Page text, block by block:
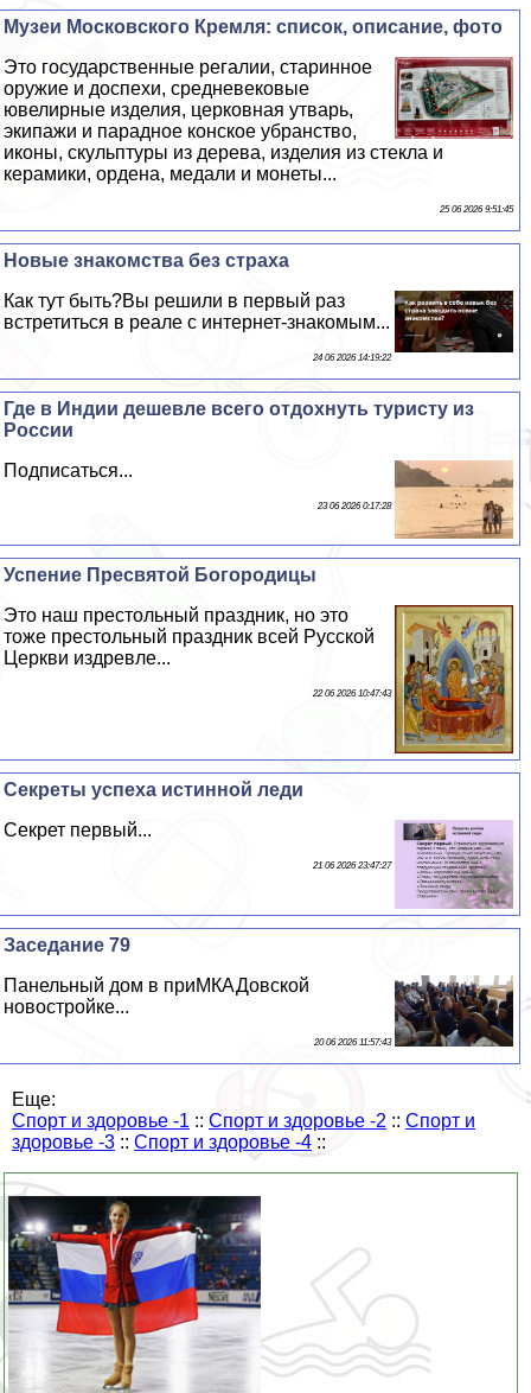
Музеи Московского Кремля: список, описание, фото
Это государственные регалии, старинное
оружие и доспехи, средневековые
ювелирные изделия, церковная утварь,
экипажи и парадное конское убранство,
иконы, скульптуры из дерева, изделия из стекла и
керамики, ордена, медали и монеты...
25 06 2026 9:51:45
Новые знакомства без стpaxa
Как тут быть?Вы решили в первый раз
встретиться в реале с интернет-знакомым...
24 06 2026 14:19:22
Где в Индии дешевле всего отдохнуть туристу из
России
Подписаться...
23 06 2026 0:17:28
Успение Пресвятой Богородицы
Это наш престольный праздник, но это
тоже престольный праздник всей Русской
Церкви издревле...
22 06 2026 10:47:43
Секреты успеха истинной леди
Секрет первый...
21 06 2026 23:47:27
Заседание 79
Панельный дом в приМКАДовской
новостройке...
20 06 2026 11:57:43
Еще:
Спорт и здоровье -1 :: Спорт и здоровье -2 :: Спорт и
здоровье -3 :: Спорт и здоровье -4 ::